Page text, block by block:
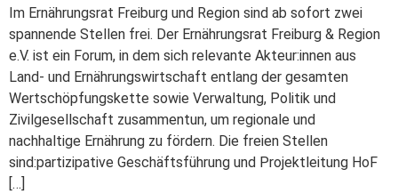
Im Ernährungsrat Freiburg und Region sind ab sofort zwei
spannende Stellen frei. Der Ernährungsrat Freiburg & Region
e.V. ist ein Forum, in dem sich relevante Akteur:innen aus
Land- und Ernährungswirtschaft entlang der gesamten
Wertschöpfungskette sowie Verwaltung, Politik und
Zivilgesellschaft zusammentun, um regionale und
nachhaltige Ernährung zu fördern. Die freien Stellen
sind:partizipative Geschäftsführung und Projektleitung HoF
[…]